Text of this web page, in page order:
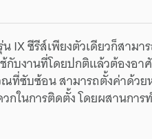
น IX ซีรีส์เพียงตัวเดียวก็สาม
กับงานที่โดยปกติแล้วต้องอา
ที่ซับซ้อน สามารถตั้งค่าด้ว
กในการติดตั้ง โดยผสานกา